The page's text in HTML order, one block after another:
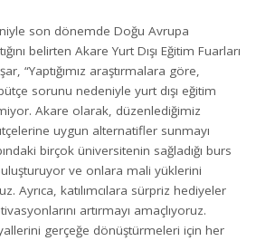
son dönemde Doğu Avrupa
belirten Akare Yurt Dışı Eğitim Fuarları
“Yaptığımız araştırmalara göre,
sorunu nedeniyle yurt dışı eğitim
Akare olarak, düzenlediğimiz
uygun alternatifler sunmayı
birçok üniversitenin sağladığı burs
ve onlara mali yüklerini
Ayrıca, katılımcılara sürpriz hediyeler
artırmayı amaçlıyoruz.
gerçeğe dönüştürmeleri için her